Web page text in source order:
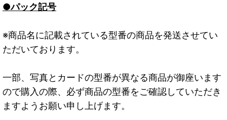
●パック記号
※商品名に記載されている型番の商品を発送させてい
ただいております。
一部、写真とカードの型番が異なる商品が御座います
ので購入の際、必ず商品の型番をご確認していただき
ますようお願い申し上げます。